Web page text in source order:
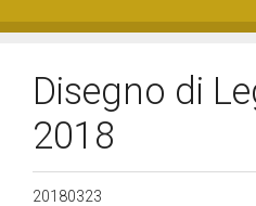
Disegno di
2018
20180323